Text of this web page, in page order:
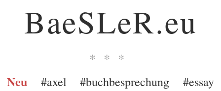
BaeSLeR.eu
***
Neu
#axel #buchbesprechung
#essay